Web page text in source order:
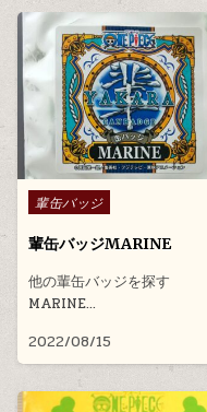
Posted in
輩缶バッジ
輩缶バッジMARINE
他の輩缶バッジを探す
MARINE…
2022/08/15